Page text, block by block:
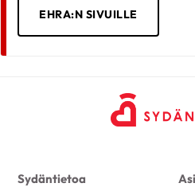
EHRA:N SIVUILLE
Sydäntietoa